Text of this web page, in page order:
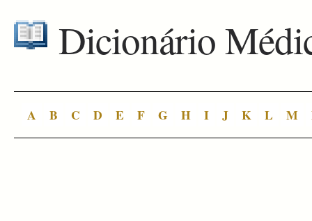
Dicionário
A B C D E F G H I J K L M